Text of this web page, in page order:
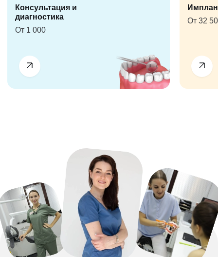
Консультация и
диагностика
От 1 000
От 32